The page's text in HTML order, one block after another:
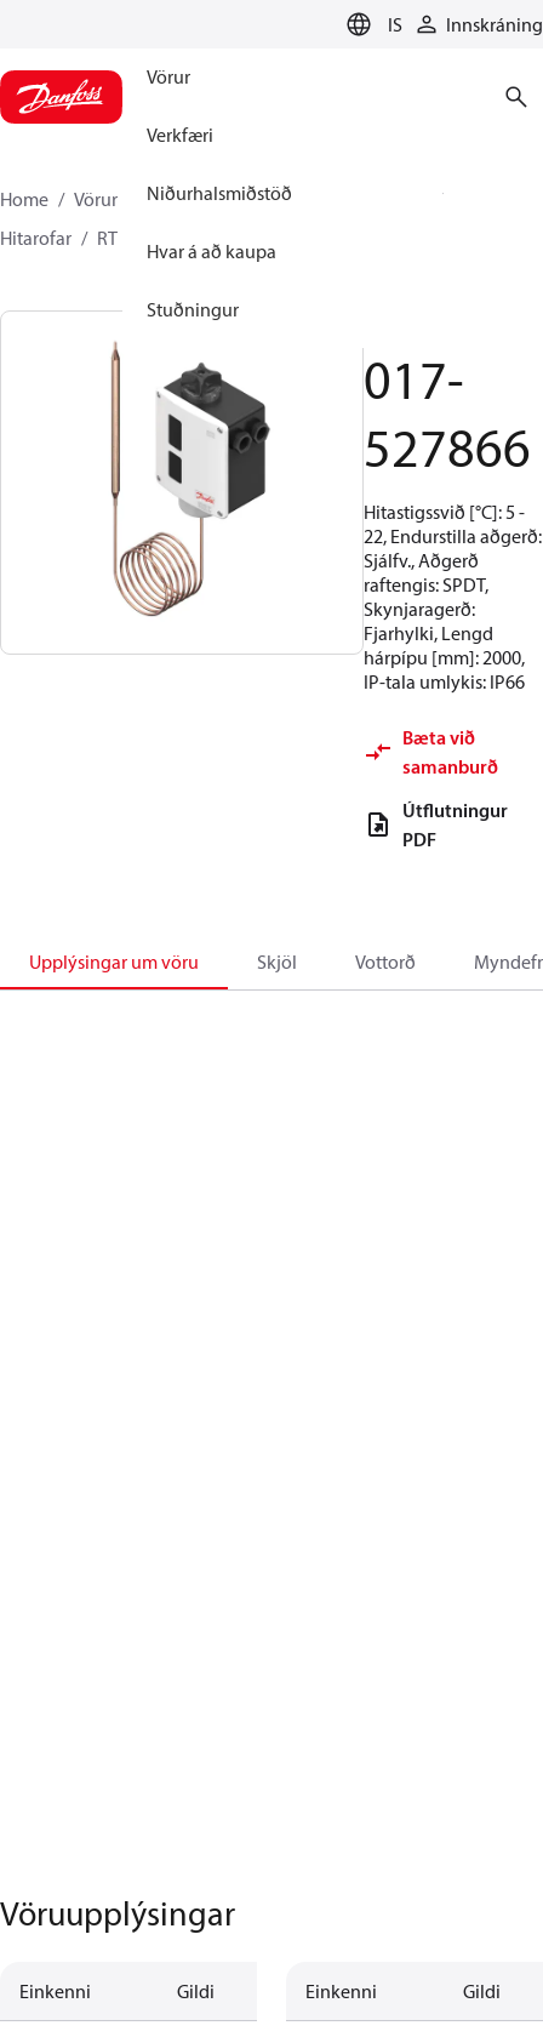
IS Innskráning
Vörur
Verkfæri
Niðurhalsmiðstöð
Hvar á að kaupa
Stuðningur
Home Vörur Climate Solutions kælikerfi
Hitarofar
RT 017-527866
017-
527866
Hitastigssvið [°C]: 5 -
22, Endurstilla aðgerð:
Sjálfv., Aðgerð
raftengis: SPDT,
Skynjaragerð:
Fjarhylki, Lengd
hárpípu [mm]: 2000,
IP-tala umlykis: IP66
Bæta við
samanburð
Útflutningur
PDF
Upplýsingar um vöru Skjöl Vottorð
Vöruupplýsingar
Einkenni Gildi Einkenni Gildi